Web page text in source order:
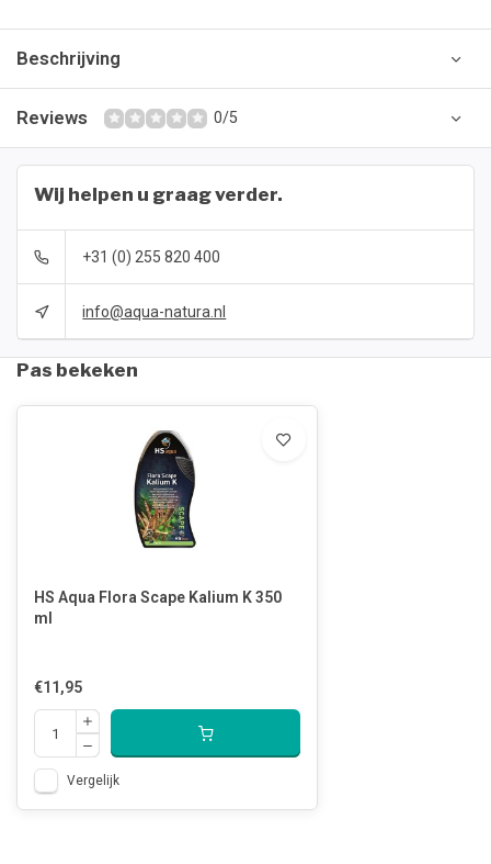
Beschrijving
Reviews 0/5
Wij helpen u graag verder.
+31 (0) 255 820 400
info@aqua-natura.nl
Pas bekeken
HS Aqua Flora Scape Kalium K 350
ml
€11,95
Vergelijk